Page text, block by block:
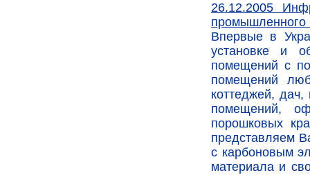
26.12.2005
Впервые в
установке и
помещений с
помещений
коттеджей, дач,
помещений,
порошковых
представляем
с карбоновым
материала и